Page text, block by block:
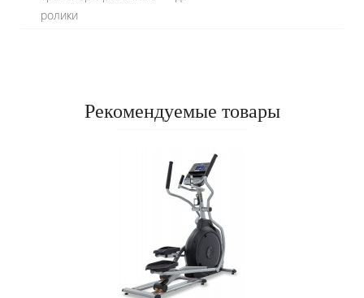
ролики
Рекомендуемые товары